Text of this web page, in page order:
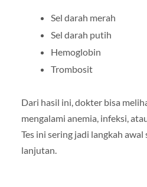
Sel darah merah
Sel darah putih
Hemoglobin
Trombosit
Dari hasil ini, dokter bisa
mengalami anemia, infeksi,
Tes ini sering jadi langkah
lanjutan.